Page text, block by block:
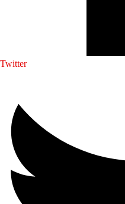
Twitter